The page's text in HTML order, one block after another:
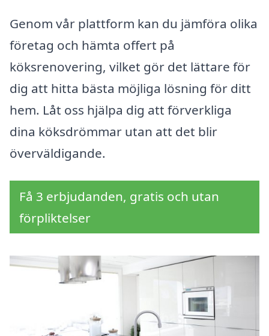
Genom vår plattform kan du jämföra olika
företag och hämta offert på
köksrenovering, vilket gör det lättare för
dig att hitta bästa möjliga lösning för ditt
hem. Låt oss hjälpa dig att förverkliga
dina köksdrömmar utan att det blir
överväldigande.
Få 3 erbjudanden, gratis och utan
förpliktelser